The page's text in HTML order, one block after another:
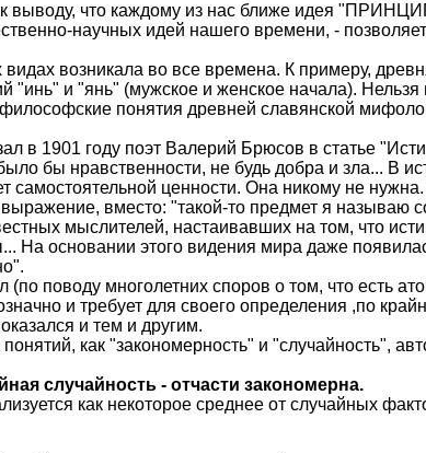
к выводу, что каждому из нас ближе идея
научных идей нашего времени, -
видах возникала во все времена. К примеру,
и "янь" (мужское и женское начала).
понятия древней славянской
в 1901 году поэт Валерий Брюсов в статье
бы нравственности, не будь добра и зла... В
самостоятельной ценности. Она никому не
вместо: "такой-то предмет я называю
мыслителей, настаивавших на том, что
основании этого видения мира даже
поводу многолетних споров о том, что есть
и требует для своего определения ,по
и тем и другим.
как "закономерность" и "случайность",
случайность - отчасти закономерна.
как некоторое среднее от случайных